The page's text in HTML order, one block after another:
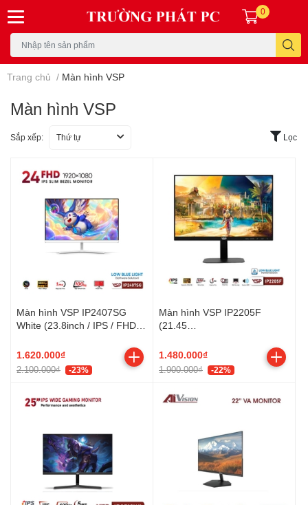
0
Trang chủ / Màn hình VSP
Màn hình VSP
Sắp xếp: Thứ tự Lọc
Màn hình VSP IP2407SG
White (23.8inch / IPS / FHD /
1.620.000₫
2.100.000₫ -23%
Màn hình VSP IP2205F
(21.45
1.480.000₫
1.900.000₫ -22%